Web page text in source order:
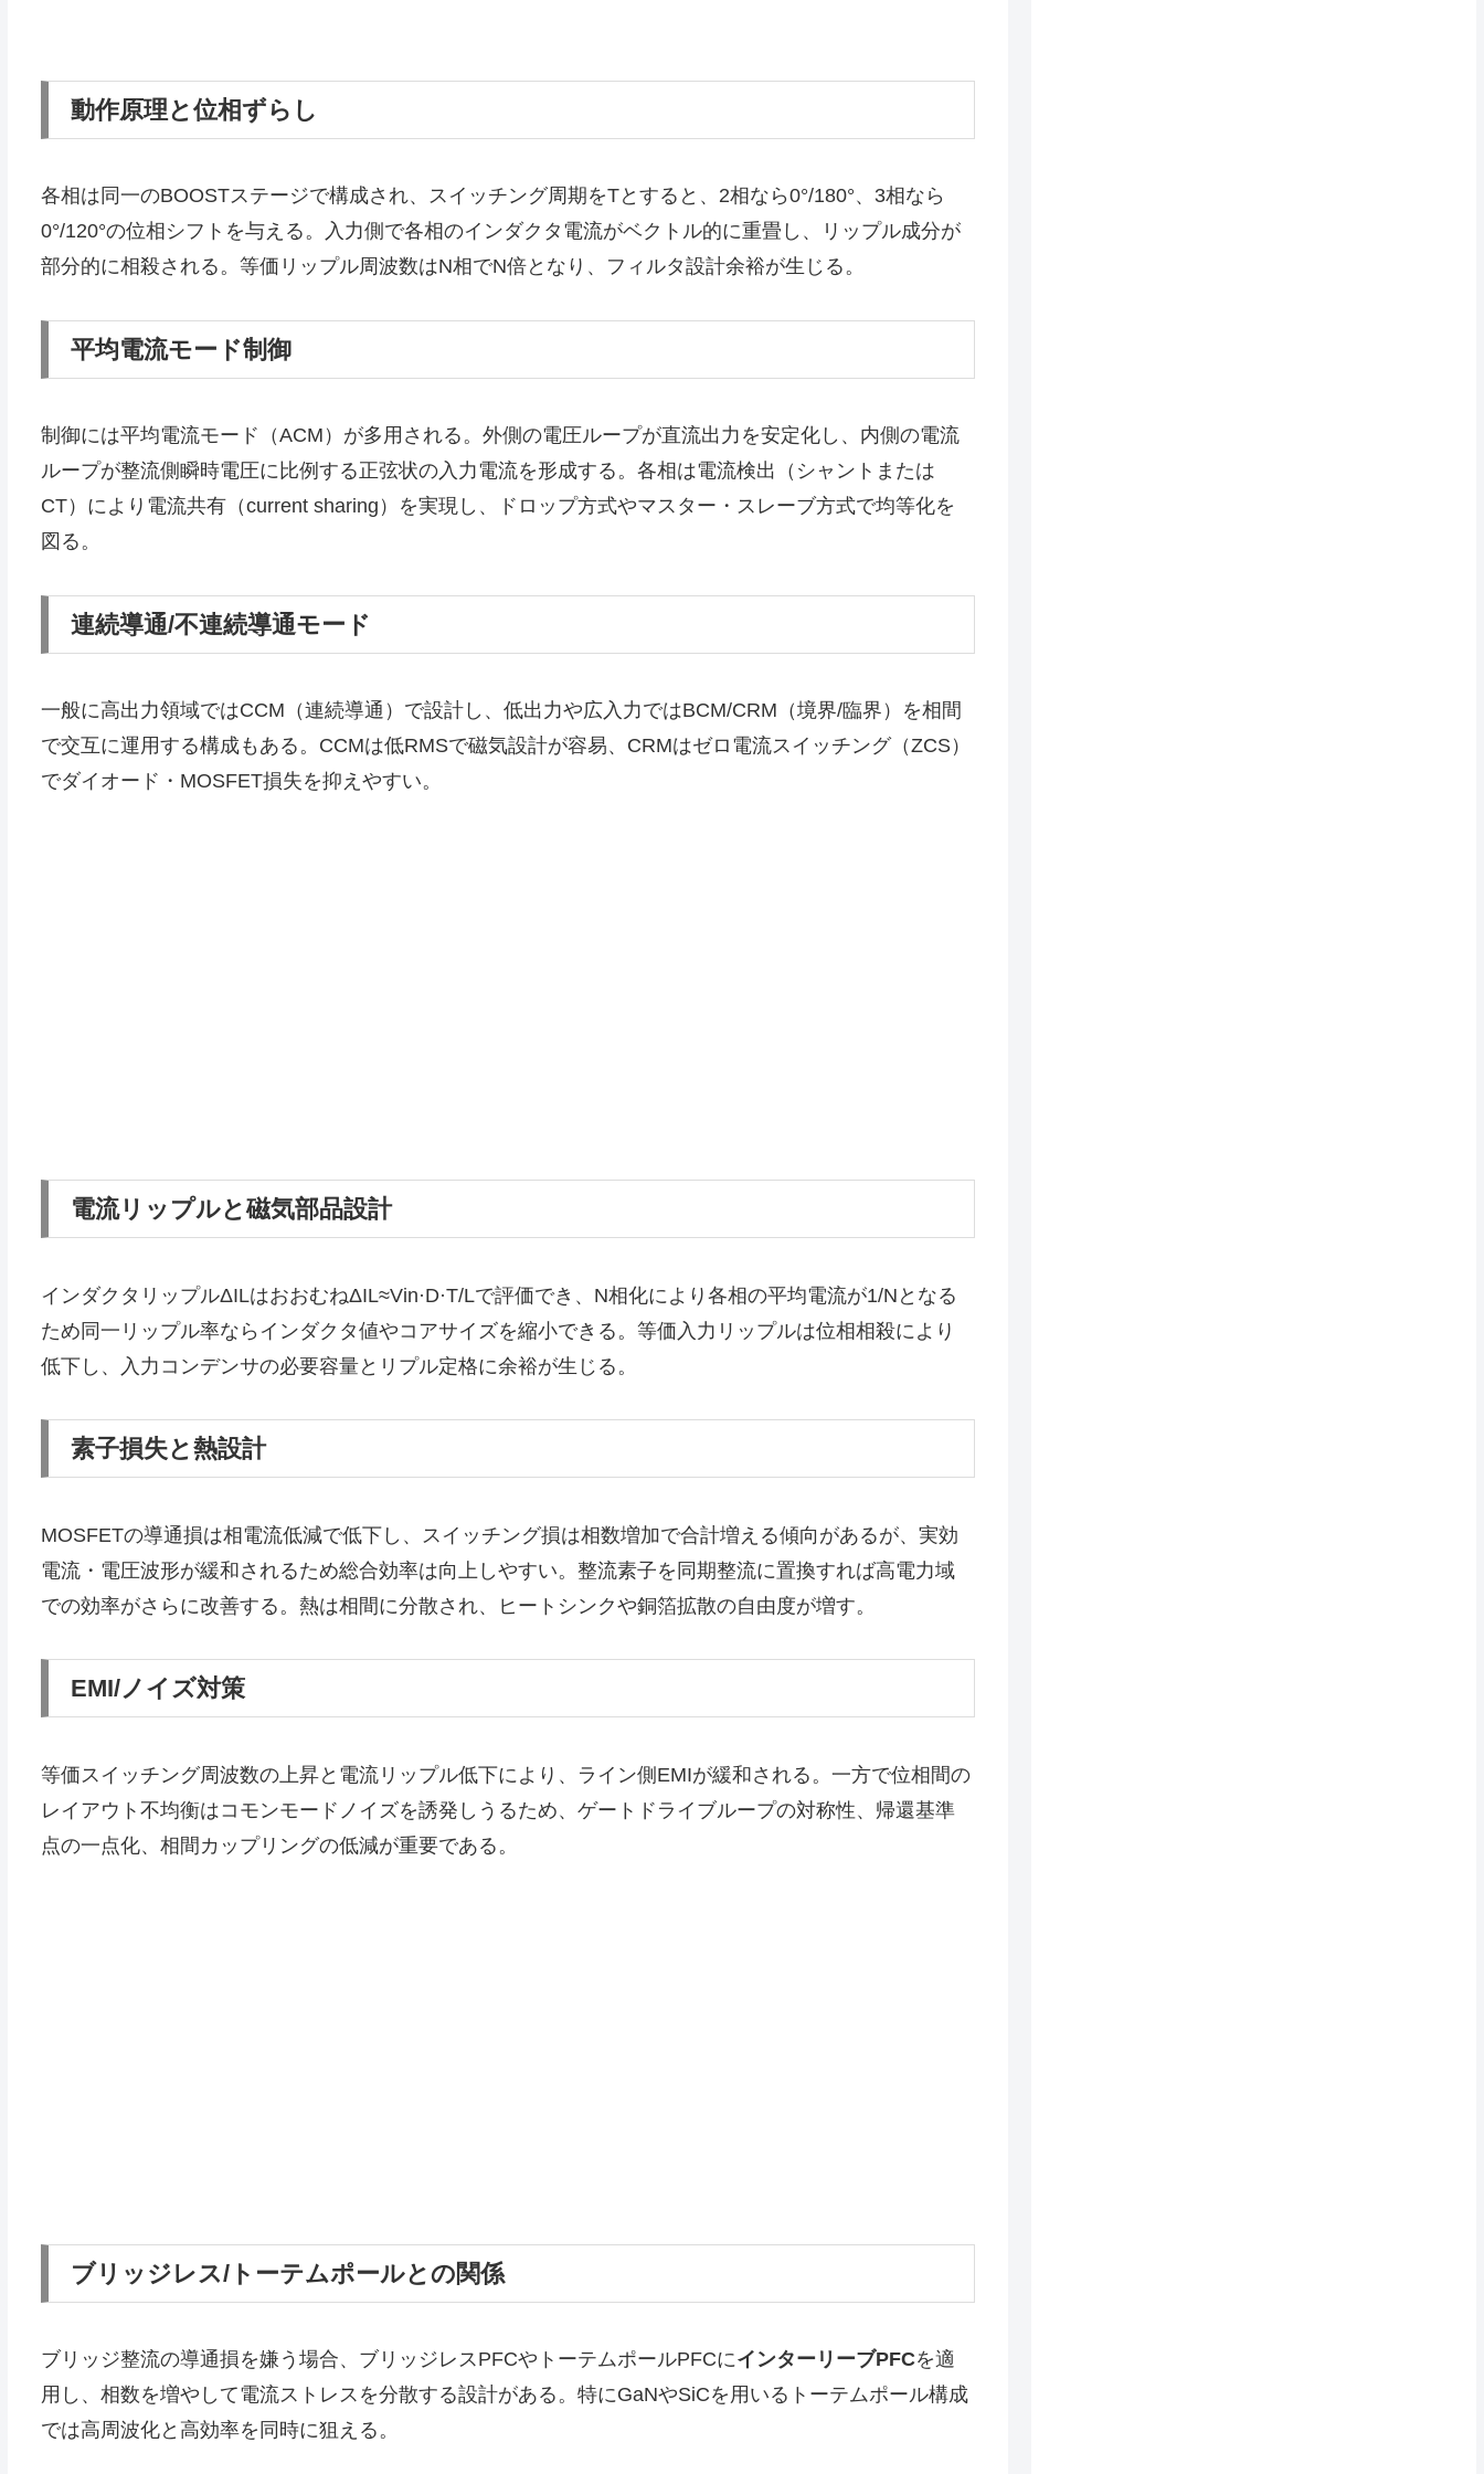
動作原理と位相ずらし
各相は同一のBOOSTステージで構成され、スイッチング周期をTとすると、2相なら0°/180°、3相なら
0°/120°の位相シフトを与える。入力側で各相のインダクタ電流がベクトル的に重畳し、リップル成分が
部分的に相殺される。等価リップル周波数はN相でN倍となり、フィルタ設計余裕が生じる。
平均電流モード制御
制御には平均電流モード（ACM）が多用される。外側の電圧ループが直流出力を安定化し、内側の電流
ループが整流側瞬時電圧に比例する正弦状の入力電流を形成する。各相は電流検出（シャントまたは
CT）により電流共有（current sharing）を実現し、ドロップ方式やマスター・スレーブ方式で均等化を
図る。
連続導通/不連続導通モード
一般に高出力領域ではCCM（連続導通）で設計し、低出力や広入力ではBCM/CRM（境界/臨界）を相間
で交互に運用する構成もある。CCMは低RMSで磁気設計が容易、CRMはゼロ電流スイッチング（ZCS）
でダイオード・MOSFET損失を抑えやすい。
電流リップルと磁気部品設計
インダクタリップルΔILはおおむねΔIL≈Vin·D·T/Lで評価でき、N相化により各相の平均電流が1/Nとなる
ため同一リップル率ならインダクタ値やコアサイズを縮小できる。等価入力リップルは位相相殺により
低下し、入力コンデンサの必要容量とリプル定格に余裕が生じる。
素子損失と熱設計
MOSFETの導通損は相電流低減で低下し、スイッチング損は相数増加で合計増える傾向があるが、実効
電流・電圧波形が緩和されるため総合効率は向上しやすい。整流素子を同期整流に置換すれば高電力域
での効率がさらに改善する。熱は相間に分散され、ヒートシンクや銅箔拡散の自由度が増す。
EMI/ノイズ対策
等価スイッチング周波数の上昇と電流リップル低下により、ライン側EMIが緩和される。一方で位相間の
レイアウト不均衡はコモンモードノイズを誘発しうるため、ゲートドライブループの対称性、帰還基準
点の一点化、相間カップリングの低減が重要である。
ブリッジレス/トーテムポールとの関係
ブリッジ整流の導通損を嫌う場合、ブリッジレスPFCやトーテムポールPFCにインターリーブPFCを適
用し、相数を増やして電流ストレスを分散する設計がある。特にGaNやSiCを用いるトーテムポール構成
では高周波化と高効率を同時に狙える。